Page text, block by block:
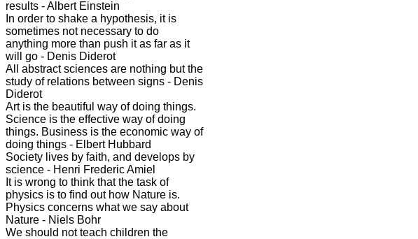
results - Albert Einstein
In order to shake a hypothesis, it is
sometimes not necessary to do
anything more than push it as far as it
will go - Denis Diderot
All abstract sciences are nothing but the
study of relations between signs - Denis
Diderot
Art is the beautiful way of doing things.
Science is the effective way of doing
things. Business is the economic way of
doing things - Elbert Hubbard
Society lives by faith, and develops by
science - Henri Frederic Amiel
It is wrong to think that the task of
physics is to find out how Nature is.
Physics concerns what we say about
Nature - Niels Bohr
We should not teach children the